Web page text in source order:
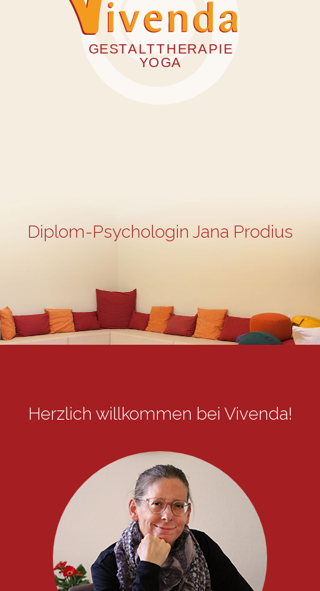
Diplom-Psychologin Jana Prodius
Yoga für Schwangere
Meine Yoga-Philosophie
Herzlich willkommen bei Vivenda!